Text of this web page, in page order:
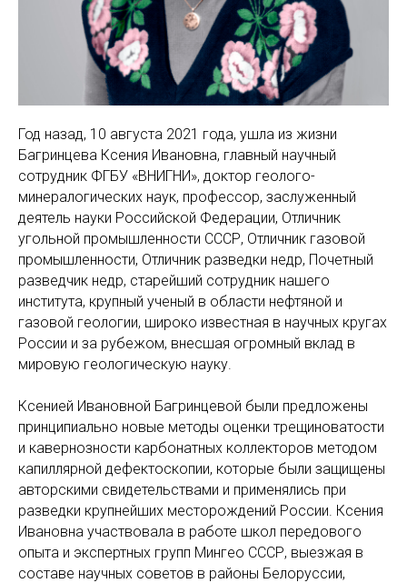
Год назад, 10 августа 2021 года, ушла из жизни
Багринцева Ксения Ивановна, главный научный
сотрудник ФГБУ «ВНИГНИ», доктор геолого-
минералогических наук, профессор, заслуженный
деятель науки Российской Федерации, Отличник
угольной промышленности СССР, Отличник газовой
промышленности, Отличник разведки недр, Почетный
разведчик недр, старейший сотрудник нашего
института, крупный ученый в области нефтяной и
газовой геологии, широко известная в научных кругах
России и за рубежом, внесшая огромный вклад в
мировую геологическую науку.
Ксенией Ивановной Багринцевой были предложены
принципиально новые методы оценки трещиноватости
и кавернозности карбонатных коллекторов методом
капиллярной дефектоскопии, которые были защищены
авторскими свидетельствами и применялись при
разведки крупнейших месторождений России. Ксения
Ивановна участвовала в работе школ передового
опыта и экспертных групп Мингео СССР, выезжая в
составе научных советов в районы Белоруссии,